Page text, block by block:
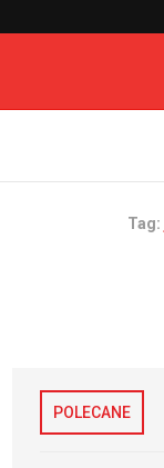
Tag:
POLECANE